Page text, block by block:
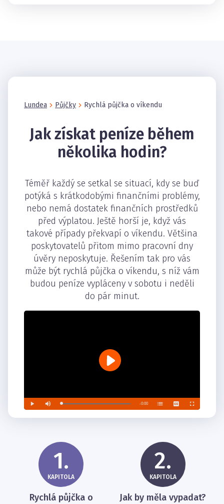
Lundea Půjčky Rychlá půjčka o víkendu
Jak získat peníze během
několika hodin?
Téměř každý se setkal se situací, kdy se buď
potýká s krátkodobými finančními problémy,
nebo nemá dostatek finančních prostředků
před výplatou. Ještě horší je, když vás
takové případy překvapí o víkendu. Většina
poskytovatelů přitom mimo pracovní dny
úvěry neposkytuje. Řešením tak pro vás
může být rychlá půjčka o víkendu, s níž vám
budou peníze vypláceny v sobotu i neděli
do pár minut.
1.
KAPITOLA
Rychlá půjčka o
2.
KAPITOLA
Jak by měla vypadat?